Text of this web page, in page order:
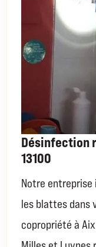
Désinfection
13100
Notre
les blattes dans
copropriété à